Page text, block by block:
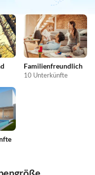
Familienfreundlich
10 Unterkünfte